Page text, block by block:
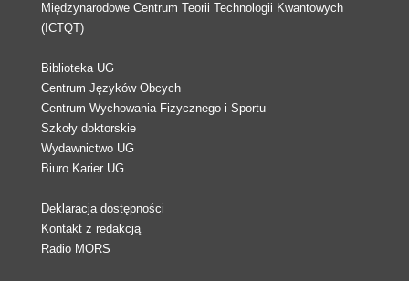
Międzynarodowe Centrum Teorii Technologii Kwantowych
(ICTQT)
Biblioteka UG
Centrum Języków Obcych
Centrum Wychowania Fizycznego i Sportu
Szkoły doktorskie
Wydawnictwo UG
Biuro Karier UG
Deklaracja dostępności
Kontakt z redakcją
Radio MORS